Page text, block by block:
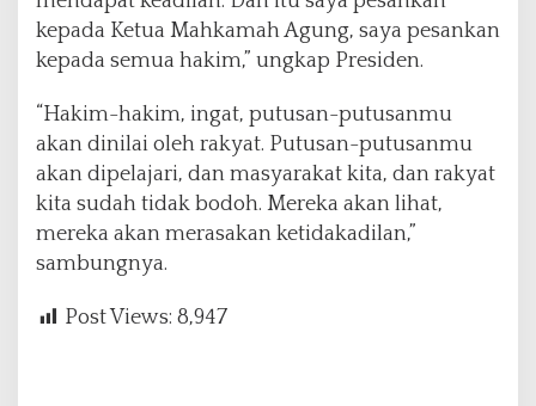
kepada Ketua Mahkamah Agung, saya pesankan
kepada semua hakim,” ungkap Presiden.
“Hakim-hakim, ingat, putusan-putusanmu
akan dinilai oleh rakyat. Putusan-putusanmu
akan dipelajari, dan masyarakat kita, dan rakyat
kita sudah tidak bodoh. Mereka akan lihat,
mereka akan merasakan ketidakadilan,”
sambungnya.
Post Views: 8,947